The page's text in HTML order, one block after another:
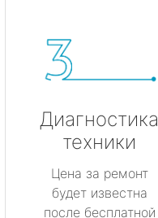
Диагностика
техники
Цена за ремонт
будет известна
после бесплатной